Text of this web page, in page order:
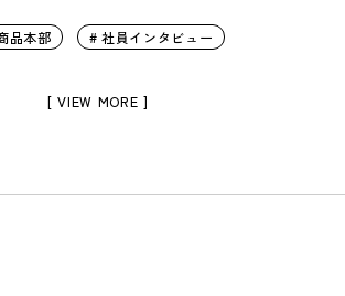
品本部 # 社員インタビュー
[ VIEW MORE ]